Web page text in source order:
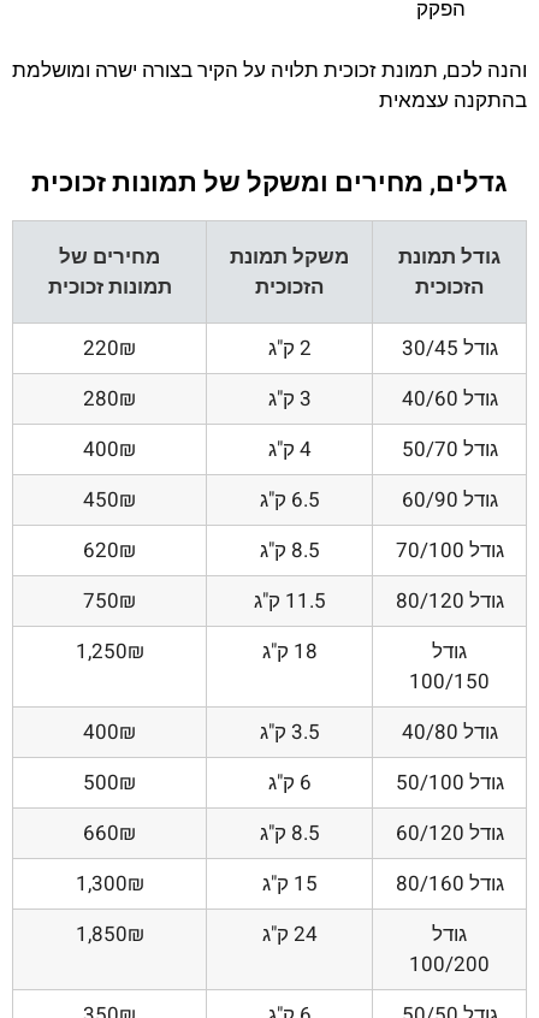
הפקק
והנה לכם, תמונת זכוכית תלויה על הקיר בצורה ישרה ומושלמת
בהתקנה עצמאית
גדלים, מחירים ומשקל של תמונות זכוכית
גודל תמונת
הזכוכית
משקל תמונת
הזכוכית
מחירים של
תמונות זכוכית
גודל 30/45 2 ק"ג
220₪
גודל 40/60
3 ק"ג
280₪
גודל 50/70
4 ק"ג
400₪
גודל 60/90
6.5 ק"ג
450₪
גודל 70/100
8.5 ק"ג
620₪
גודל 80/120
11.5 ק"ג
750₪
גודל
100/150
18 ק"ג 1,250₪
גודל 40/80 3.5 ק"ג
400₪
גודל 50/100
6 ק"ג
500₪
גודל 60/120
8.5 ק"ג
660₪
גודל 80/160
15 ק"ג
1,300₪
גודל
100/200
24 ק"ג 1,850₪